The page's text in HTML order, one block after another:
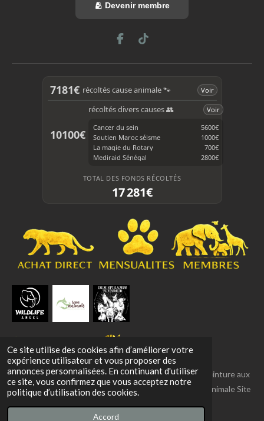
Ce site utilise des cookies afin d’améliorer votre
expérience utilisateur et vous proposer des
annonces personnalisées. En continuant d'utiliser
ce site, vous confirmez que vous acceptez notre
politique d’utilisation des cookies.
Accord
🫂 Devenir membre
F
c
o
T
k
o
7181€ récoltés cause animale 🐾 Voir
10100€
récoltés divers causes 👥
Voir
Cancer du sein
5600€
Soutien Maroc séisme
1000€
La magie du Rotary
700€
Mediraid Sénégal
2800€
TOTAL DES FONDS RÉCOLTÉS
17 281€
© 2020–2026 NEPTCO ART — Vincent LENAERTS Peinture aux
Pattes – Un concept artistique engagé pour la cause animaleSite